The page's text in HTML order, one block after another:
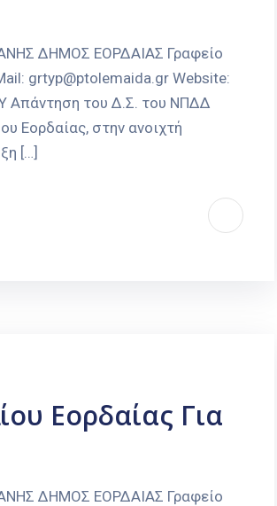
ΔΗΜΟΣ ΕΟΡΔΑΙΑΣ Γραφείο
grtyp@ptolemaida.gr Website:
Απάντηση του Δ.Σ. του ΝΠΔΔ
Εορδαίας, στην ανοιχτή
[…]
Εορδαίας Για
ΔΗΜΟΣ ΕΟΡΔΑΙΑΣ Γραφείο